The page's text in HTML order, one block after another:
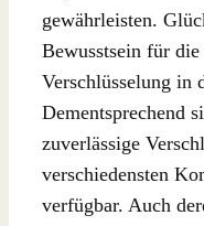
gewährleisten.
Bewusstsein für
Verschlüsselung in
Dementsprechend
zuverlässige
verschiedensten
verfügbar. Auch